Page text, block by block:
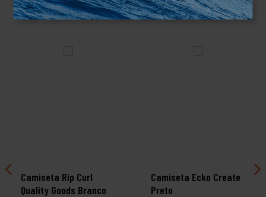
TALVEZ VOCÊ TAMBÉM GOSTE
Camiseta Rip Curl
Quality Goods Branco
Camiseta Ecko Create
Preto